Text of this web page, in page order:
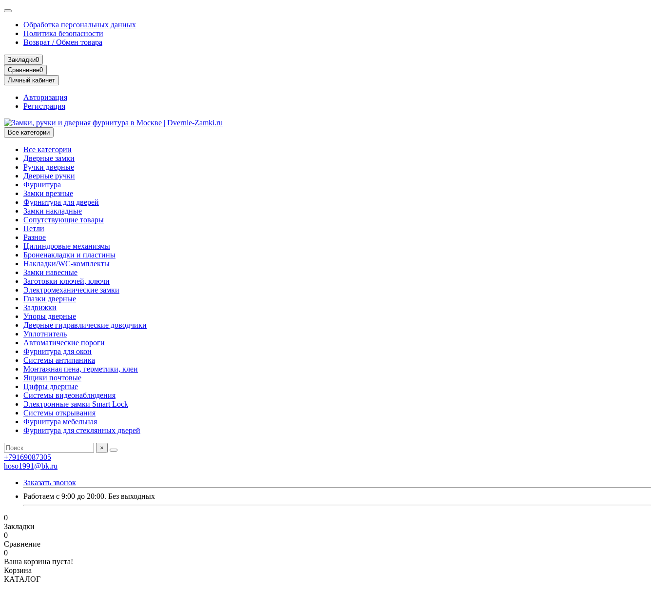
Обработка персональных данных
Политика безопасности
Возврат / Обмен товара
Закладки0
Сравнение0
Личный кабинет
Авторизация
Регистрация
Все категории
Все категории
Дверные замки
Ручки дверные
Дверные ручки
Фурнитура
Замки врезные
Фурнитура для дверей
Замки накладные
Сопутствующие товары
Петли
Разное
Цилиндровые механизмы
Броненакладки и пластины
Накладки/WC-комплекты
Замки навесные
Заготовки ключей, ключи
Электромеханические замки
Глазки дверные
Задвижки
Упоры дверные
Дверные гидравлические доводчики
Уплотнитель
Автоматические пороги
Фурнитура для окон
Системы антипаника
Монтажная пена, герметики, клеи
Ящики почтовые
Цифры дверные
Системы видеонаблюдения
Электронные замки Smart Lock
Системы открывания
Фурнитура мебельная
Фурнитура для стеклянных дверей
×
+79169087305
hoso1991@bk.ru
Заказать звонок
Работаем с 9:00 до 20:00. Без выходных
0
Закладки
0
Сравнение
0
Ваша корзина пуста!
Корзина
КАТАЛОГ